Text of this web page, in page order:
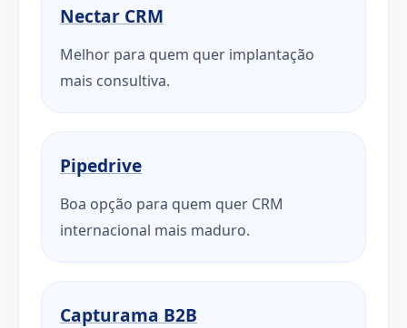
Nectar CRM
Melhor para quem quer implantação
mais consultiva.
Pipedrive
Boa opção para quem quer CRM
internacional mais maduro.
Capturama B2B